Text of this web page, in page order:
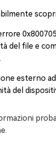
del file e
esterno
del